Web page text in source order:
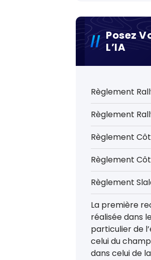
Posez
L’IA
Règlement
Règlement
Règlement
Règlement
Règlement
La première
réalisée dans
particulier de
celui du
dans celui de